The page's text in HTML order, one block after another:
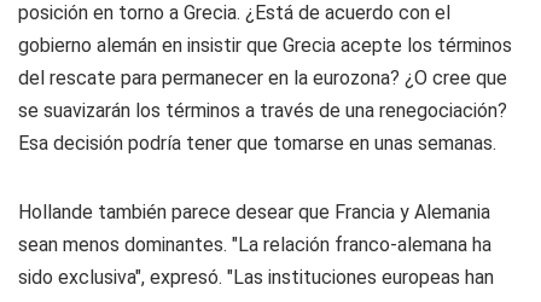
posición en torno a Grecia. ¿Está de acuerdo con el
gobierno alemán en insistir que Grecia acepte los términos
del rescate para permanecer en la eurozona? ¿O cree que
se suavizarán los términos a través de una renegociación?
Esa decisión podría tener que tomarse en unas semanas.
Hollande también parece desear que Francia y Alemania
sean menos dominantes. "La relación franco-alemana ha
sido exclusiva", expresó. "Las instituciones europeas han